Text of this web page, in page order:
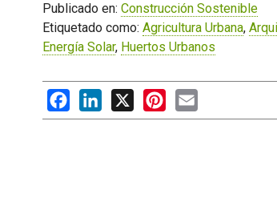
Publicado en: Construcción Sostenible
Etiquetado como: Agricultura Urbana,
Energía Solar, Huertos Urbanos
FacebookLinkedIn
X PinterestEmail